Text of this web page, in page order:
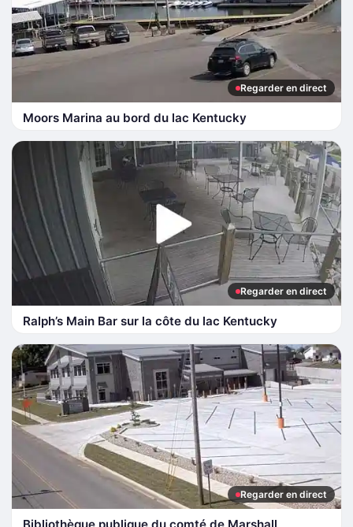
Regarder en direct
Moors Marina au bord du lac Kentucky
Regarder en direct
Ralph’s Main Bar sur la côte du lac Kentucky
Regarder en direct